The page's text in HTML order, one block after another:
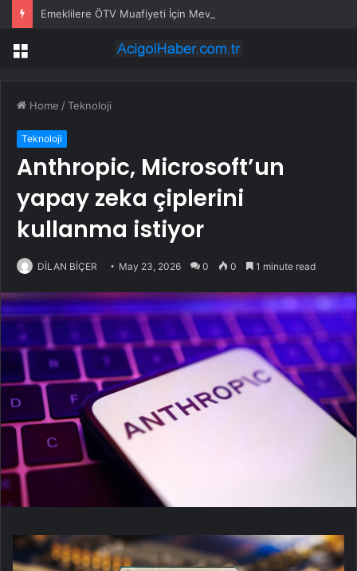
Menu
Home /Teknoloji
Teknoloji
Anthropic, Microsoft’un
yapay zeka çiplerini
kullanma istiyor
DİLAN BİÇER May 23, 2026 0 0 1 minute read